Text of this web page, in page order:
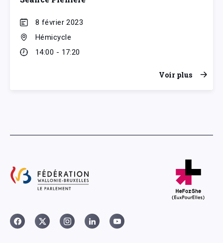
8 février 2023
Hémicycle
14:00 - 17:20
Voir plus